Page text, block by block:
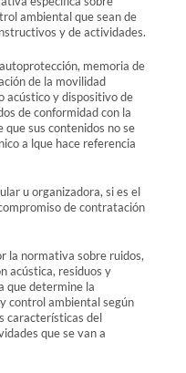
ambiental que sean de
y de actividades.
memoria de
de la movilidad
acústico y dispositivo de
de conformidad con la
sus contenidos no se
a lque hace referencia
u organizadora, si es el
de contratación
la normativa sobre ruidos,
acústica, residuos y
que determine la
control ambiental según
características del
que se van a